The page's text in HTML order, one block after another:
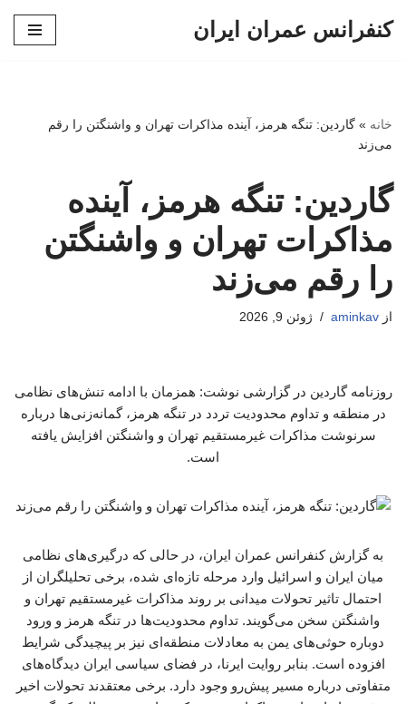
کنفرانس عمران ایران
خانه » گاردین: تنگه هرمز، آینده مذاکرات تهران و واشنگتن را رقم
می‌زند
گاردین: تنگه هرمز، آینده
مذاکرات تهران و واشنگتن
را رقم می‌زند
از aminkav ژوئن 9, 2026
روزنامه گاردین در گزارشی نوشت: همزمان با ادامه تنش‌های نظامی
در منطقه و تداوم محدودیت تردد در تنگه هرمز، گمانه‌زنی‌ها درباره
سرنوشت مذاکرات غیرمستقیم تهران و واشنگتن افزایش یافته
است.
به گزارش کنفرانس عمران ایران، در حالی که درگیری‌های نظامی
میان ایران و اسرائیل وارد مرحله تازه‌ای شده، برخی تحلیلگران از
احتمال تاثیر تحولات میدانی بر روند مذاکرات غیرمستقیم تهران و
واشنگتن سخن می‌گویند. تداوم محدودیت‌ها در تنگه هرمز و ورود
دوباره حوثی‌های یمن به معادلات منطقه‌ای نیز بر پیچیدگی شرایط
افزوده است. بنابر روایت ایرنا، در فضای سیاسی ایران دیدگاه‌های
متفاوتی درباره مسیر پیش‌رو وجود دارد. برخی معتقدند تحولات اخیر